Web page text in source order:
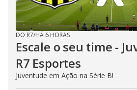
DO R7/HÁ 6 HORAS
Escale o seu time -
R7 Esportes
Juventude em Ação na Série B!